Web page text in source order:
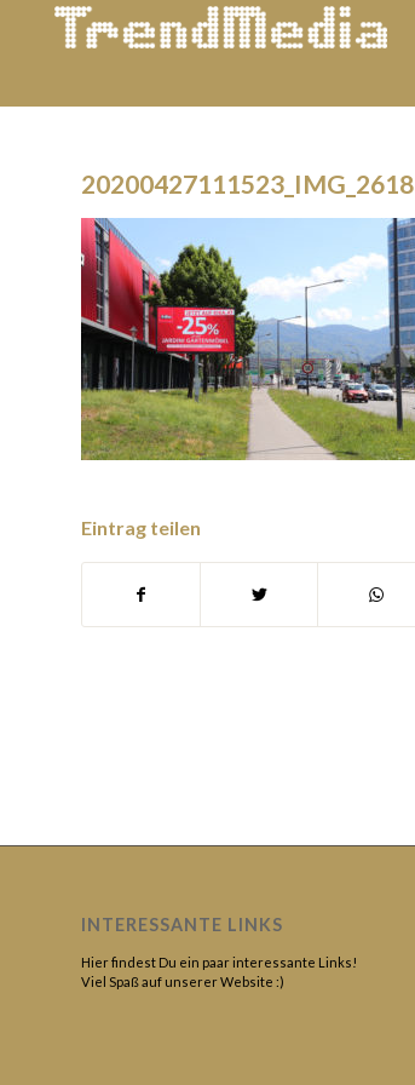
20200427111523_IMG_2618
Eintrag teilen
INTERESSANTE LINKS
Hier findest Du ein paar interessante Links!
Viel Spaß auf unserer Website :)